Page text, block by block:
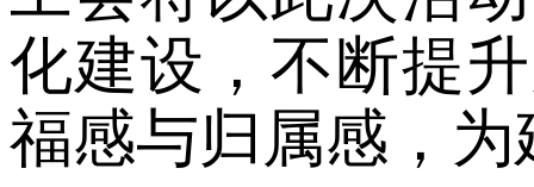
化建设，不断提
福感与归属感，